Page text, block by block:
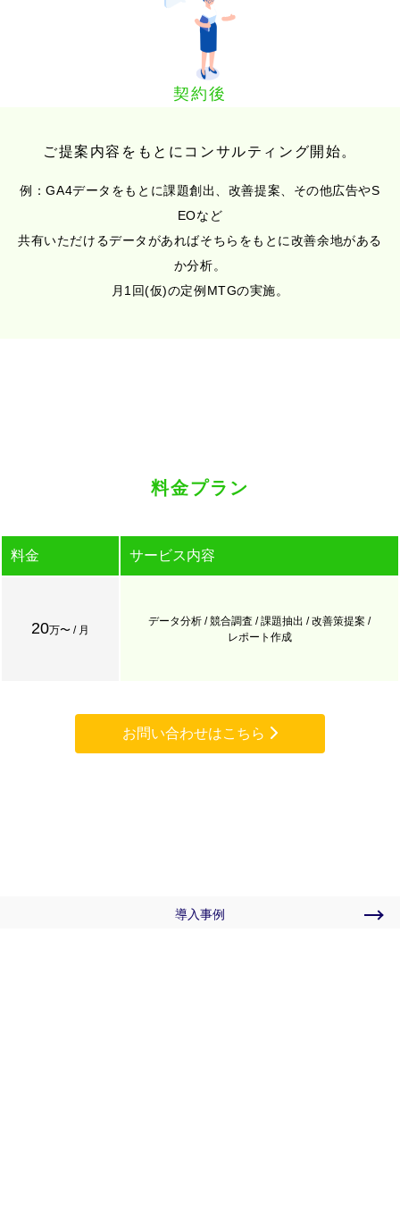
契約後
ご提案内容をもとにコンサルティング開始。
例：GA4データをもとに課題創出、改善提案、その他広告やS
EOなど
共有いただけるデータがあればそちらをもとに改善余地がある
か分析。
月1回(仮)の定例MTGの実施。
料金プラン
料金 サービス内容
20万〜 / 月
データ分析 / 競合調査 / 課題抽出 / 改善策提案 /
レポート作成
お問い合わせはこちら
導入事例